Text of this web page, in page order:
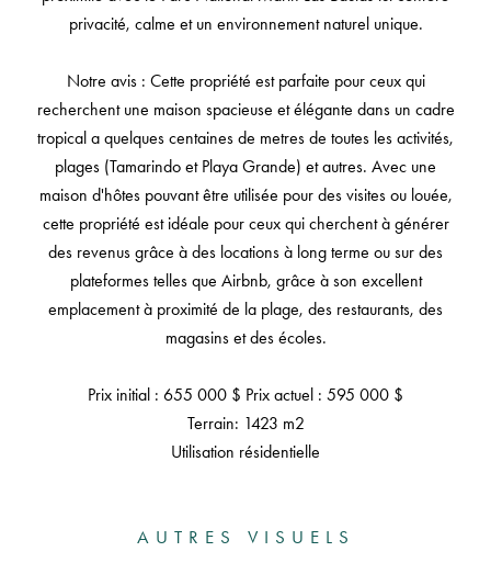
privacité, calme et un environnement naturel unique.
Notre avis : Cette propriété est parfaite pour ceux qui
recherchent une maison spacieuse et élégante dans un cadre
tropical a quelques centaines de metres de toutes les activités,
plages (Tamarindo et Playa Grande) et autres. Avec une
maison d'hôtes pouvant être utilisée pour des visites ou louée,
cette propriété est idéale pour ceux qui cherchent à générer
des revenus grâce à des locations à long terme ou sur des
plateformes telles que Airbnb, grâce à son excellent
emplacement à proximité de la plage, des restaurants, des
magasins et des écoles.
Prix ​​initial : 655 000 $ Prix actuel : 595 000 $
Terrain: 1423 m2
Utilisation résidentielle
AUTRES VISUELS